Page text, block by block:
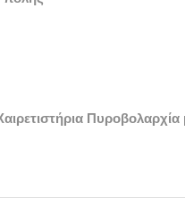
Πυροβολαρχία